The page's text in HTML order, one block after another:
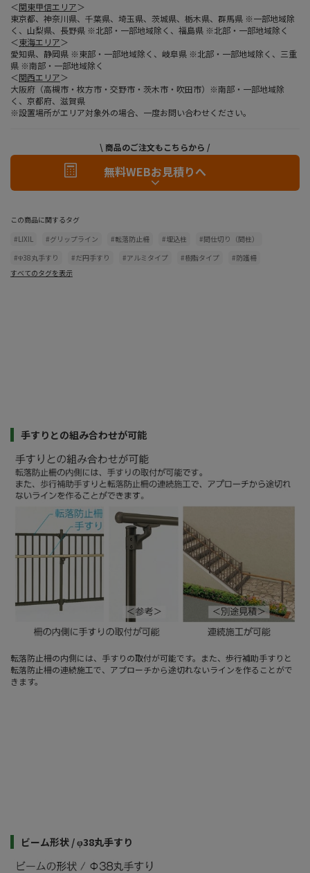
＜関東甲信エリア＞
東京都、神奈川県、千葉県、埼玉県、茨城県、栃木県、群馬県 ※一部地域除
く、山梨県、長野県 ※北部・一部地域除く、福島県 ※北部・一部地域除く
＜東海エリア＞
愛知県、静岡県 ※東部・一部地域除く、岐阜県 ※北部・一部地域除く、三重
県 ※南部・一部地域除く
＜関西エリア＞
大阪府（高槻市・枚方市・交野市・茨木市・吹田市）※南部・一部地域除
く、京都府、滋賀県
※設置場所がエリア対象外の場合、一度お問い合わせください。
\ 商品のご注文もこちらから /
無料WEBお見積りへ
この商品に関するタグ
#LIXIL
#グリップライン #転落防止柵 #埋込柱
#間仕切り（間柱）
#Φ38丸手すり
#だ円手すり #アルミタイプ #樹脂タイプ
#防護柵
すべてのタグを表示
手すりとの組み合わせが可能
転落防止柵の内側には、手すりの取付が可能です。また、歩行補助手すりと
転落防止柵の連続施工で、アプローチから途切れないラインを作ることがで
きます。
ビーム形状 / φ38丸手すり